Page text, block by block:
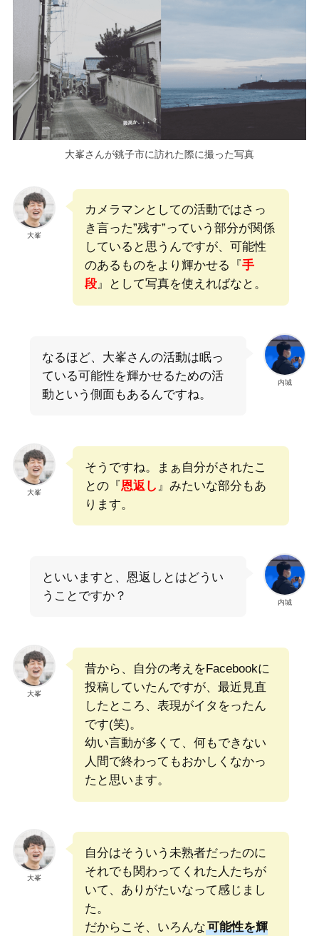
大峯さんが銚子市に訪れた際に撮った写真
大峯
カメラマンとしての活動ではさっ
き言った”残す”っていう部分が関係
していると思うんですが、可能性
のあるものをより輝かせる『手
段』として写真を使えればなと。
内城
なるほど、大峯さんの活動は眠っ
ている可能性を輝かせるための活
動という側面もあるんですね。
大峯
そうですね。まぁ自分がされたこ
との『恩返し 』みたいな部分もあ
ります。
内城
といいますと、恩返しとはどうい
うことですか？
大峯
昔から、自分の考えをFacebookに
投稿していたんですが、最近見直
したところ、表現がイタをったん
です(笑)。
幼い言動が多くて、何もできない
人間で終わってもおかしくなかっ
たと思います。
大峯
自分はそういう未熟者だったのに
それでも関わってくれた人たちが
いて、ありがたいなって感じまし
た。
だからこそ、いろんな可能性を輝